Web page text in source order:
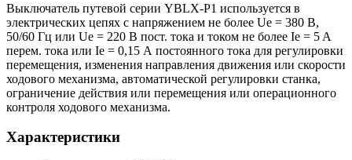
Выключатель путевой серии YBLX-P1 используется в
электрических цепях с напряжением не более Ue = 380 В,
50/60 Гц или Ue = 220 В пост. тока и током не более Ie = 5 A
перем. тока или Ie = 0,15 А постоянного тока для регулировки
перемещения, изменения направления движения или скорости
ходового механизма, автоматической регулировки станка,
ограничение действия или перемещения или операционного
контроля ходового механизма.
Характеристики